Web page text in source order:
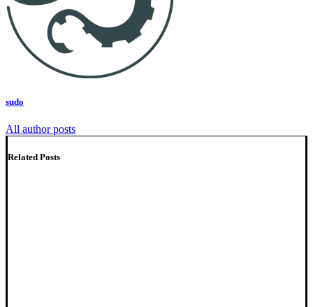
sudo
All author posts
Related Posts